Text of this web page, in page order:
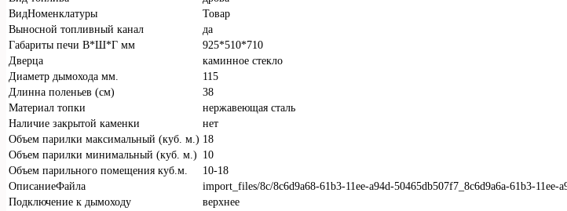
ВидНоменклатуры
Товар
Выносной топливный канал
да
Габариты печи В*Ш*Г мм
925*510*710
Дверца
каминное стекло
Диаметр дымохода мм.
115
Длинна поленьев (см)
38
Материал топки
нержавеющая сталь
Наличие закрытой каменки
нет
Объем парилки максимальный (куб. м.) 18
Объем парилки минимальный (куб. м.) 10
Объем парильного помещения куб.м.
10-18
ОписаниеФайла
import_files/8c/8c6d9a68-61b3-11ee-a94d-50465db507f7_8c6d9a6a-61b3-
Подключение к дымоходу
верхнее